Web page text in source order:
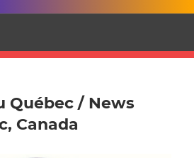
Québec / News
Canada